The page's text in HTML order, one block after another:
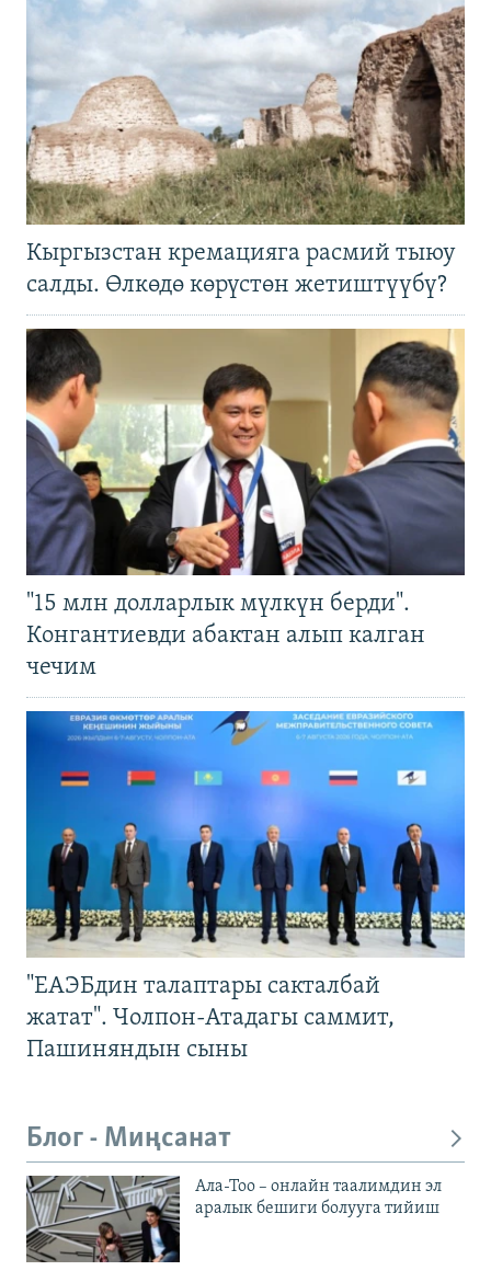
Кыргызстан кремацияга расмий тыюу
салды. Өлкөдө көрүстөн жетиштүүбү?
"15 млн долларлык мүлкүн берди".
Конгантиевди абактан алып калган
чечим
"ЕАЭБдин талаптары сакталбай
жатат". Чолпон-Атадагы саммит,
Пашиняндын сыны
Блог - Миңсанат
Ала-Тоо – онлайн таалимдин эл
аралык бешиги болууга тийиш